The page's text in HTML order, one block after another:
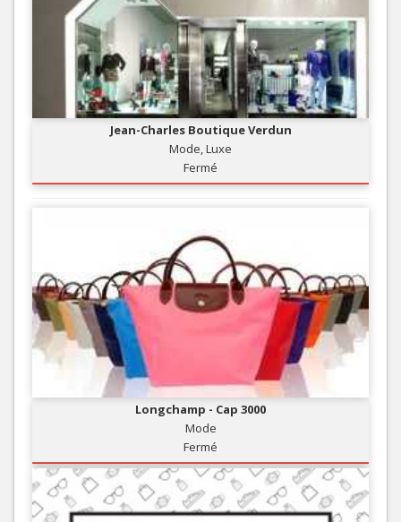
Jean-Charles Boutique Verdun
Mode, Luxe
Fermé
Longchamp - Cap 3000
Mode
Fermé